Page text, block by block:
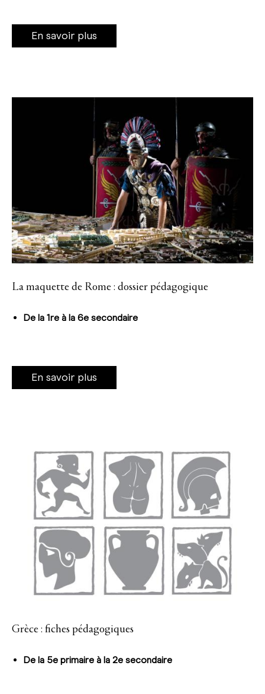
En savoir plus
La maquette de Rome : dossier pédagogique
De la 1re à la 6e secondaire
En savoir plus
Grèce : fiches pédagogiques
De la 5e primaire à la 2e secondaire